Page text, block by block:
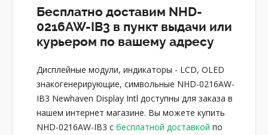
Бесплатно доставим NHD-
0216AW-IB3 в пункт выдачи или
курьером по вашему адресу
Дисплейные модули, индикаторы - LCD, OLED
знакогенерирующие, символьные NHD-0216AW-
IB3 Newhaven Display Intl доступны для заказа в
нашем интернет магазине. Вы можете купить
NHD-0216AW-IB3 с бесплатной доставкой по